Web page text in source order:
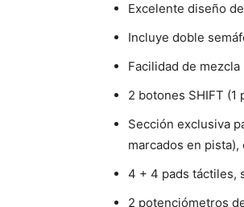
Excelente diseño
Incluye doble
Facilidad de
2 botones SHIFT
Sección exclusiva
marcados en
4 + 4 pads táctiles,
2 potenciómetros